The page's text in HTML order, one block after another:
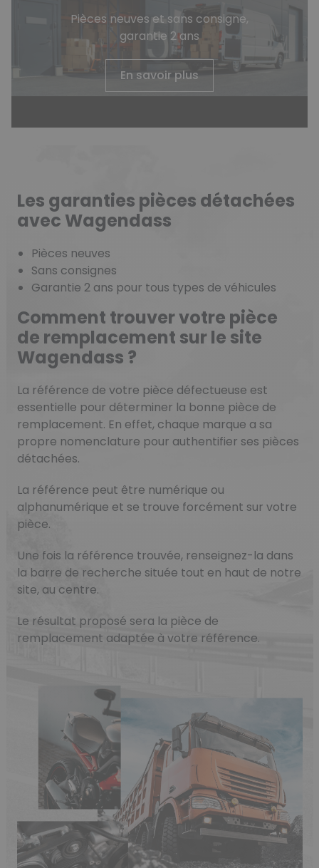
Pièces neuves et sans consigne,
garantie 2 ans
En savoir plus
Les garanties pièces détachées
avec Wagendass
Pièces neuves
Sans consignes
Garantie 2 ans pour tous types de véhicules
Comment trouver votre pièce
de remplacement sur le site
Wagendass ?
La référence de votre pièce défectueuse est
essentielle pour déterminer la bonne pièce de
remplacement. En effet, chaque marque a sa
propre nomenclature pour authentifier ses pièces
détachées.
La référence peut être numérique ou
alphanumérique et se trouve forcément sur votre
pièce.
Une fois la référence trouvée, renseignez-la dans
la barre de recherche située tout en haut de notre
site, au centre.
Le résultat proposé sera la pièce de
remplacement adaptée à votre référence.